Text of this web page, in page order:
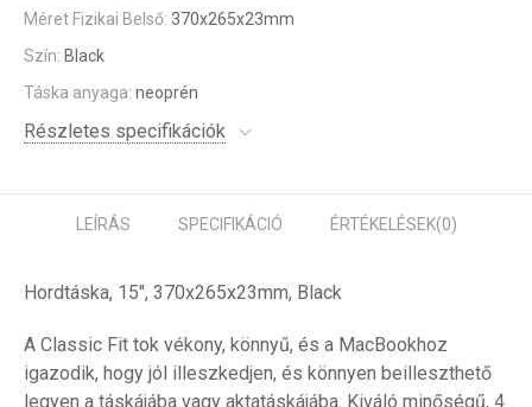
Méret Fizikai Belső: 370x265x23mm
Szín: Black
Táska anyaga: neoprén
Részletes specifikációk
LEÍRÁS SPECIFIKÁCIÓ ÉRTÉKELÉSEK(0)
Hordtáska, 15", 370x265x23mm, Black
A Classic Fit tok vékony, könnyű, és a MacBookhoz
igazodik, hogy jól illeszkedjen, és könnyen beilleszthető
legyen a táskájába vagy aktatáskájába. Kiváló minőségű, 4